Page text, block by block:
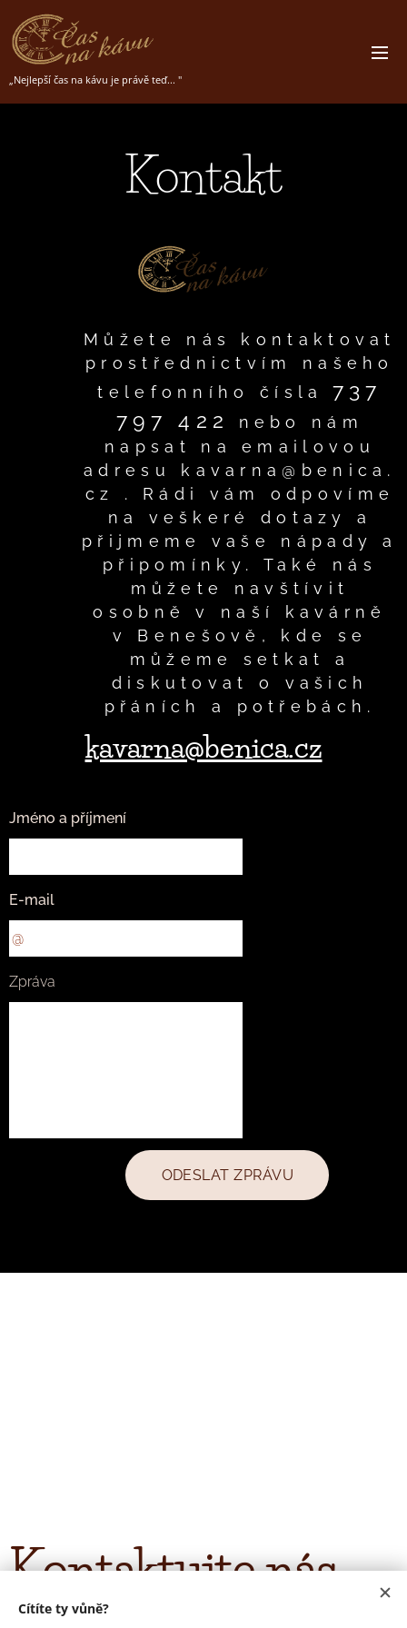
„Nejlepší čas na kávu je právě teď... "
Kontakt
Můžete nás kontaktovat
prostřednictvím našeho
telefonního čísla
737
797 422
nebo nám
napsat na emailovou
adresu kavarna@benica.
cz . Rádi vám odpovíme
na veškeré dotazy a
přijmeme vaše nápady a
připomínky. Také nás
můžete navštívit
osobně v naší kavárně
v Benešově, kde se
můžeme setkat a
diskutovat o vašich
přáních a potřebách.
kavarna@benica.cz
Jméno a příjmení
E-mail
Zpráva
ODESLAT ZPRÁVU
Kontaktujte nás
Cítíte ty vůně?